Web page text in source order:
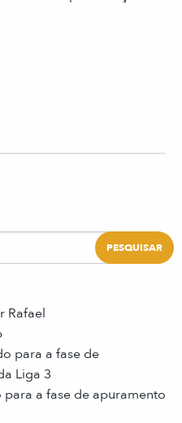
Rafael
para a fase de
Liga 3
a fase de apuramento